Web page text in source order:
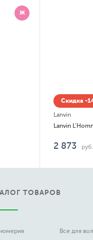
ТОВАРОВ
Все для